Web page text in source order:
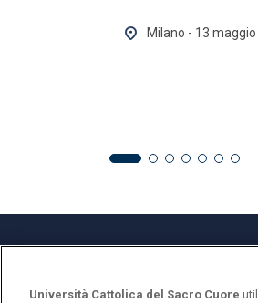
Milano - 13
Università Cattolica del Sacro Cuore